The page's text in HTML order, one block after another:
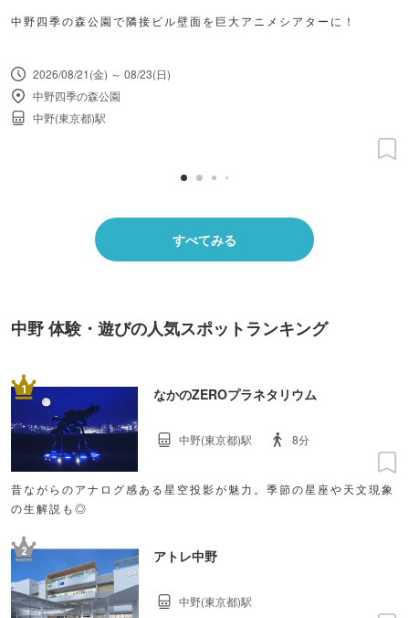
中野四季の森公園で隣接ビル壁面を巨大アニメシアターに！
2026/08/21(金) ～ 08/23(日)
中野四季の森公園
中野(東京都)駅
すべてみる
中野 体験・遊びの人気スポットランキング
1 なかのZEROプラネタリウム
昔ながらのアナログ感ある星空投影が魅力。季節の星座や天文現象
の生解説も◎
中野(東京都)駅 8分
2 アトレ中野
中野(東京都)駅